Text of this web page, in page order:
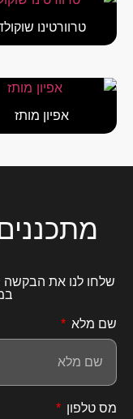
טרוורטינו
אפיון מותז
שלחו לנו את הבקשה
שם מלא
מס טלפון